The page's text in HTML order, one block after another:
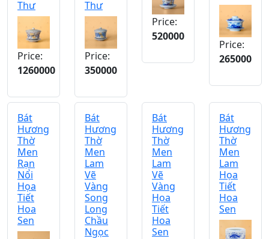
Thư
Price:
1260000
Thư
Price:
350000
Price:
520000
Price:
265000
Bát
Hương
Thờ
Men
Rạn
Nổi
Họa
Tiết
Hoa
Sen
Bát
Hương
Thờ
Men
Lam
Vẽ
Vàng
Song
Long
Chầu
Ngọc
Bát
Hương
Thờ
Men
Lam
Vẽ
Vàng
Họa
Tiết
Hoa
Sen
Bát
Hương
Thờ
Men
Lam
Họa
Tiết
Hoa
Sen